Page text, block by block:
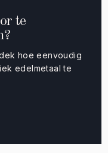
te
hoe eenvoudig
edelmetaal te